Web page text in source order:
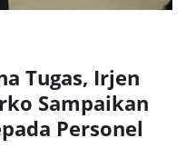
Tugas, Irjen
Sampaikan
Personel